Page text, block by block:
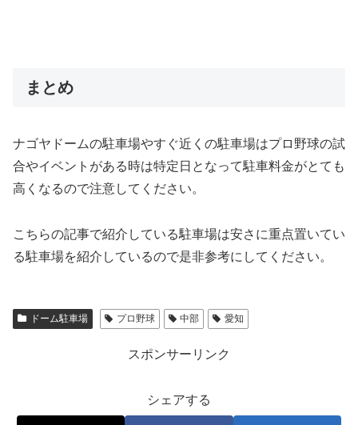
まとめ
ナゴヤドームの駐車場やすぐ近くの駐車場はプロ野球の試
合やイベントがある時は特定日となって駐車料金がとても
高くなるので注意してください。
こちらの記事で紹介している駐車場は安さに重点置いてい
る駐車場を紹介しているので是非参考にしてください。
ドーム駐車場 プロ野球 中部 愛知
スポンサーリンク
シェアする